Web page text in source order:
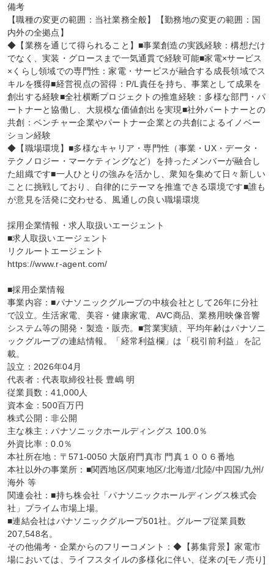
備考
【職種の変更の範囲：当社業務全般】【勤務地の変更の範囲：国
内外の全拠点】
◆【業務を通じて得られること】■事業創造の実践経験：構想だけ
でなく、実装・グロースまで一気通貫で経験可能■家電×サービス
×くらし領域での専門性：家電・サービスが融合する成長領域でス
キルを獲得■経営視点の習得：P/L責任を持ち、事業として成果を
創出する経験■全社横断プロジェクトの推進経験：多様な部門・パ
ートナーと協働し、大規模な価値創出を実現■社外パートナーとの
共創：ベンチャー企業やパートナー企業との共創によるイノベー
ション経験
◆【職場環境】■多様なキャリア・専門性（事業・UX・データ・
テクノロジー・マーケティングなど）を持ったメンバーが融合し
た組織です■一人ひとりの強みを活かし、衆知を集めて日々新しい
ことに挑戦しており、自律的にテーマを推進できる環境です■誰も
が意見を活発に交わせる、風通しの良い職場環境
採用企業情報・求人取扱いエージェント
■求人取扱いエージェント
リクルートエージェント
https://www.r-agent.com/
■採用企業情報
事業内容：■パナソニックグループの中核会社として26年に分社
で設立。生活家電、美容・健康家電、AVC商品、業務用映像音響
システム等の開発・製造・販売。■営業実績、平均年齢はパナソニ
ックグループの連結情報。「経常利益欄」は「税引前利益」を記
載。
設立：2026年04月
代表者：代表取締役社長 豊嶋 明
従業員数：41,000人
資本金：500百万円
株式公開：非公開
主な株主：パナソニックホールディングス 100.0％
外資比率：0.0％
本社所在地：〒571-0050 大阪府門真市 門真１００６番地
本社以外の事業所：■関西地区/関東地区/北海道/北陸/中四国/九州/
海外 等
関連会社：■持ち株会社「パナソニックホールディングス株式会
社」プライム市場上場。
■連結会社はパナソニックグループ501社。グループ従業員数
207,548名。
その他備考・企業からのフリーコメント：◆【募集背景】家電市
場においては、ライフスタイルの多様化に伴い、従来の[モノ売り]